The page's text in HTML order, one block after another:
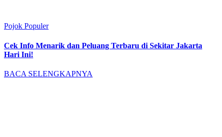
Pojok Populer
Cek Info Menarik dan Peluang Terbaru di Sekitar Jakarta
Hari Ini!
BACA SELENGKAPNYA